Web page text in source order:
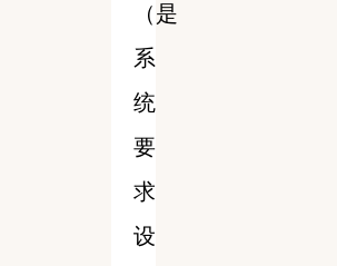
（是
系
统
要
求
设